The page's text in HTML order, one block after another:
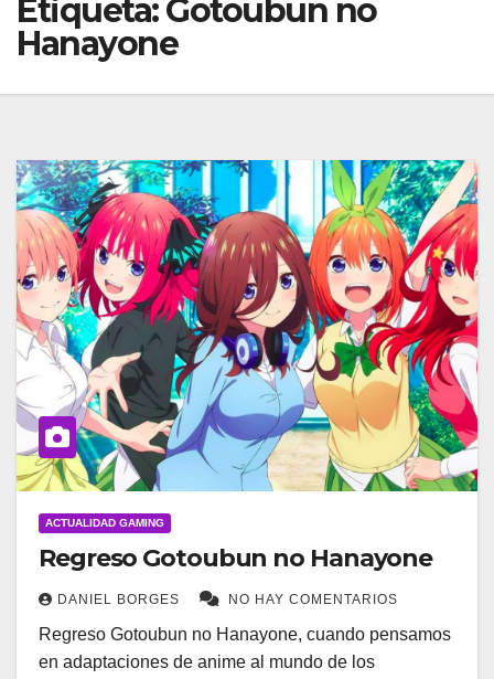
Etiqueta:Gotoubun no
Hanayone
ACTUALIDAD GAMING
Regreso Gotoubun no Hanayone
DANIEL BORGES NO HAY COMENTARIOS
Regreso Gotoubun no Hanayone, cuando pensamos
en adaptaciones de anime al mundo de los